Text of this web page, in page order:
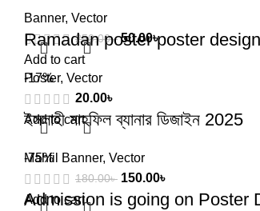
Banner, Vector
250.00৳ 50.00৳
Add to cart
Ramadan poster poster
Poster, Vector
20.00৳
Add to cart
-17%
ইসলাহী মাহফিল ব্যানার ডিজাইন 2025
Mahfil Banner, Vector
180.00৳ 150.00৳
Add to cart
-75%
Admission is going on Poster